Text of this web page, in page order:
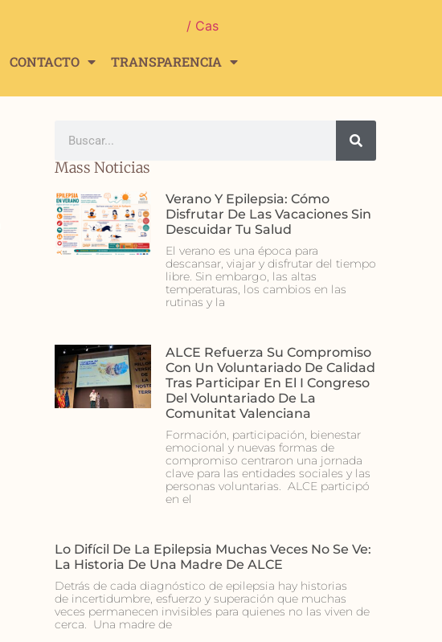
/ Cas
CONTACTO TRANSPARENCIA
Mass Noticias
Verano Y Epilepsia: Cómo
Disfrutar De Las Vacaciones Sin
Descuidar Tu Salud
El verano es una época para
descansar, viajar y disfrutar del tiempo
libre. Sin embargo, las altas
temperaturas, los cambios en las
rutinas y la
ALCE Refuerza Su Compromiso
Con Un Voluntariado De Calidad
Tras Participar En El I Congreso
Del Voluntariado De La
Comunitat Valenciana
Formación, participación, bienestar
emocional y nuevas formas de
compromiso centraron una jornada
clave para las entidades sociales y las
personas voluntarias. ALCE participó
en el
Lo Difícil De La Epilepsia Muchas Veces No Se Ve:
La Historia De Una Madre De ALCE
Detrás de cada diagnóstico de epilepsia hay historias
de incertidumbre, esfuerzo y superación que muchas
veces permanecen invisibles para quienes no las viven de
cerca. Una madre de